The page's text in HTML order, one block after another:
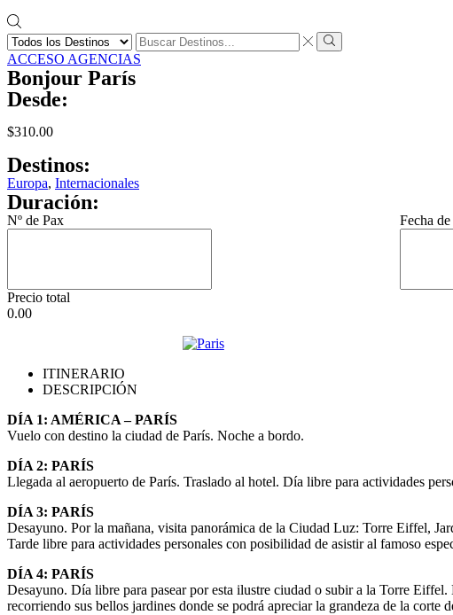
Search
input
Search
ACCESO AGENCIAS
Bonjour París
Desde:
$310.00
Destinos:
Europa, Internacionales
Duración:
Nº de Pax
Precio total
0.00
Fecha
ITINERARIO
DESCRIPCIÓN
DÍA 1: AMÉRICA – PARÍS
Vuelo con destino la ciudad de París. Noche a bordo.
DÍA 2: PARÍS
Llegada al aeropuerto de París. Traslado al hotel. Día libre para actividades
DÍA 3: PARÍS
Desayuno. Por la mañana, visita panorámica de la Ciudad Luz: Torre Eiffel,
Tarde libre para actividades personales con posibilidad de asistir al famoso
DÍA 4: PARÍS
Desayuno. Día libre para pasear por esta ilustre ciudad o subir a la Torre
recorriendo sus bellos jardines donde se podrá apreciar la grandeza de la